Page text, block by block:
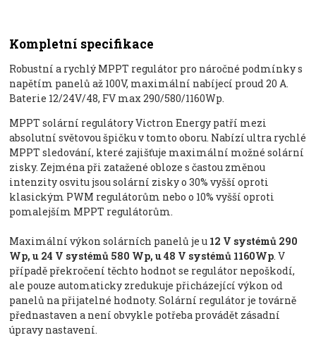
Kompletní specifikace
Robustní a rychlý MPPT regulátor pro náročné podmínky s
napětím panelů až 100V, maximální nabíjecí proud 20 A.
Baterie 12/24V/48, FV max 290/580/1160Wp.
MPPT solární regulátory Victron Energy patří mezi
absolutní světovou špičku v tomto oboru. Nabízí ultra rychlé
MPPT sledování, které zajišťuje maximální možné solární
zisky. Zejména při zatažené obloze s častou změnou
intenzity osvitu jsou solární zisky o 30% vyšší oproti
klasickým PWM regulátorům nebo o 10% vyšší oproti
pomalejším MPPT regulátorům.
Maximální výkon solárních panelů je u 12 V systémů 290
Wp, u 24 V systémů 580 Wp, u 48 V systémů 1160Wp. V
případě překročení těchto hodnot se regulátor nepoškodí,
ale pouze automaticky zredukuje přicházející výkon od
panelů na přijatelné hodnoty. Solární regulátor je továrně
přednastaven a není obvykle potřeba provádět zásadní
úpravy nastavení.